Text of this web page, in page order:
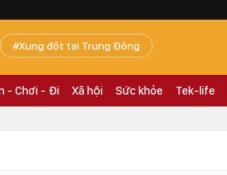
Xung đột tại Trung Đông
- Chơi - Đi Xã hội Sức khỏe Tek-life